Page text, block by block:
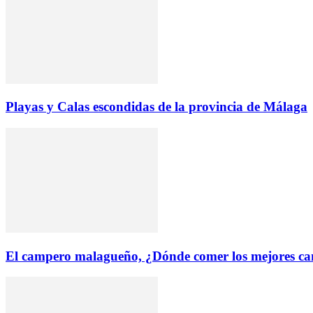
Playas y Calas escondidas de la provincia de Málaga
El campero malagueño, ¿Dónde comer los mejores